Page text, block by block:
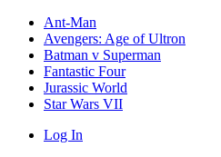
Ant-Man
Avengers: Age of Ultron
Batman v Superman
Fantastic Four
Jurassic World
Star Wars VII
Log In